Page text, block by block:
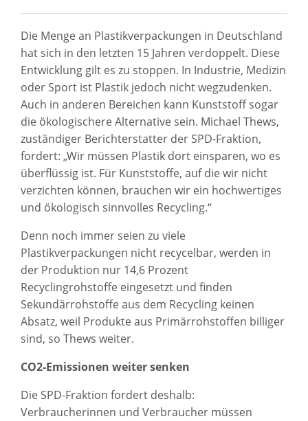
Die Menge an Plastikverpackungen in Deutschland
hat sich in den letzten 15 Jahren verdoppelt. Diese
Entwicklung gilt es zu stoppen. In Industrie, Medizin
oder Sport ist Plastik jedoch nicht wegzudenken.
Auch in anderen Bereichen kann Kunststoff sogar
die ökologischere Alternative sein. Michael Thews,
zuständiger Berichterstatter der SPD-Fraktion,
fordert: „Wir müssen Plastik dort einsparen, wo es
überflüssig ist. Für Kunststoffe, auf die wir nicht
verzichten können, brauchen wir ein hochwertiges
und ökologisch sinnvolles Recycling.“
Denn noch immer seien zu viele
Plastikverpackungen nicht recycelbar, werden in
der Produktion nur 14,6 Prozent
Recyclingrohstoffe eingesetzt und finden
Sekundärrohstoffe aus dem Recycling keinen
Absatz, weil Produkte aus Primärrohstoffen billiger
sind, so Thews weiter.
CO2-Emissionen weiter senken
Die SPD-Fraktion fordert deshalb:
Verbraucherinnen und Verbraucher müssen